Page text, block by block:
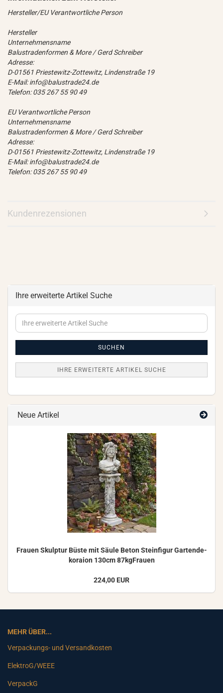
Hersteller/EU Verantwortliche Person
Hersteller
Unternehmensname
Balustradenformen & More / Gerd Schreiber
Adresse:
D-01561 Priestewitz-Zottewitz, Lindenstraße 19
E-Mail: info@balustrade24.de
Telefon: 035 267 55 90 49
EU Verantwortliche Person
Unternehmensname
Balustradenformen & More / Gerd Schreiber
Adresse:
D-01561 Priestewitz-Zottewitz, Lindenstraße 19
E-Mail: info@balustrade24.de
Telefon: 035 267 55 90 49
Kundenrezensionen
Ihre erweiterte Artikel Suche
Ihre
erweiterte
SUCHEN
IHRE ERWEITERTE ARTIKEL SUCHE
Neue Artikel
Frau­en Skulp­tur Büste mit Säule Beton Stein­fi­gur Gar­ten­de­
ko­rai­on 130cm 87kgFrauen
224,00 EUR
MEHR ÜBER...
Verpackungs- und Versandkosten
ElektroG/WEEE
VerpackG